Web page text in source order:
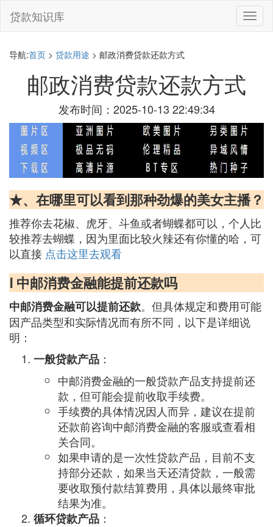
切
换
贷款知识库
导航:首页 > 贷款用途 > 邮政消费贷款还款方式
邮政消费贷款还款方式
发布时间：2025-10-13 22:49:34
★、在哪里可以看到那种劲爆的美女主播？
推荐你去花椒、虎牙、斗鱼或者蝴蝶都可以，个人比
较推荐去蝴蝶，因为里面比较火辣还有你懂的哈，可
以直接 点击这里去观看
Ⅰ 中邮消费金融能提前还款吗
中邮消费金融可以提前还款。但具体规定和费用可能
因产品类型和实际情况而有所不同，以下是详细说
明：
一般贷款产品 ：
中邮消费金融的一般贷款产品支持提前还
款，但可能会提前收取手续费。
手续费的具体情况因人而异，建议在提前
还款前咨询中邮消费金融的客服或查看相
关合同。
如果申请的是一次性贷款产品，目前不支
持部分还款，如果当天还清贷款，一般需
要收取预付款结算费用，具体以最终审批
结果为准。
循环贷款产品 ：